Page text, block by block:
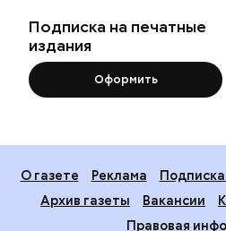
Подписка на печатные
издания
Оформить
О газете Реклама
Архив газеты
Вакансии
Правовая